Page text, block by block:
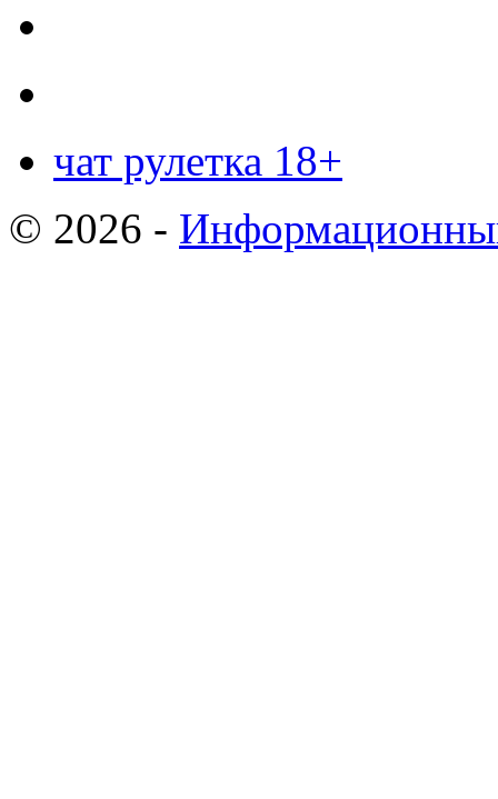
чат рулетка 18+
© 2026 -